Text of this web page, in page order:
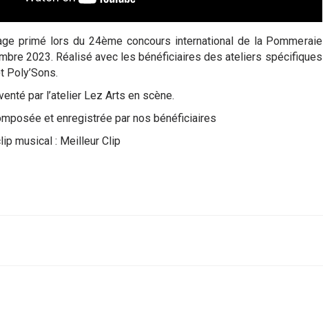
primé lors du 24ème concours international de la Pommeraie
2023. Réalisé avec les bénéficiaires des ateliers spécifiques
Poly’Sons.
par l’atelier Lez Arts en scène.
et enregistrée par nos bénéficiaires
musical : Meilleur Clip